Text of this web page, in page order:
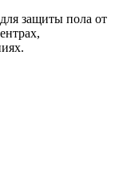
защиты пола от